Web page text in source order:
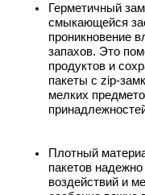
Герметичный
смыкающейся
проникновение
запахов. Это
продуктов и
пакеты с zip-
мелких
Плотный
пакетов
воздействий и